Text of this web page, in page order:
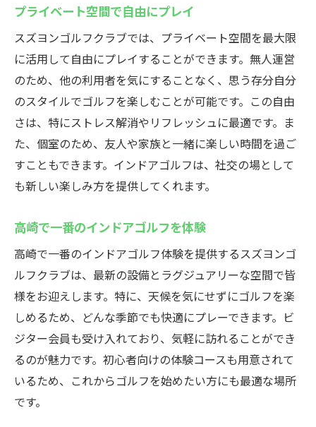
インドアで効率的にゴルフ練習
高崎でプライベートなスズヨンゴルフクラブを
満喫
個室で過ごす贅沢な時間
プライベート空間の特権
他人を気にせずゴルフを楽しむ
ラグジュアリーな練習環境
自分だけの特別なゴルフ時間
手軽に楽しむ群馬のスズヨンインドアゴルフ
気軽に訪れるスズヨンゴルフ
手ぶらで楽しむ新しい日常
スズヨンインドアゴルフの魅力
手軽さが人気の秘密
群馬での手軽なゴルフ体験
気軽に楽しむ贅沢な時間
天候に左右されない高崎のスズヨンゴルフクラ
プライベート空間で自由にプレイ
スズヨンゴルフクラブでは、プライベート空間を最大限
に活用して自由にプレイすることができます。無人運営
のため、他の利用者を気にすることなく、思う存分自分
のスタイルでゴルフを楽しむことが可能です。この自由
さは、特にストレス解消やリフレッシュに最適です。ま
た、個室のため、友人や家族と一緒に楽しい時間を過ご
すこともできます。インドアゴルフは、社交の場として
も新しい楽しみ方を提供してくれます。
高崎で一番のインドアゴルフを体験
高崎で一番のインドアゴルフ体験を提供するスズヨンゴ
ルフクラブは、最新の設備とラグジュアリーな空間で皆
様をお迎えします。特に、天候を気にせずにゴルフを楽
しめるため、どんな季節でも快適にプレーできます。ビ
ジター会員も受け入れており、気軽に訪れることができ
るのが魅力です。初心者向けの体験コースも用意されて
いるため、これからゴルフを始めたい方にも最適な場所
です。